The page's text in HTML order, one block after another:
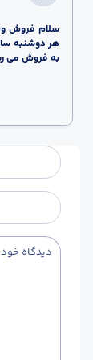
سلام فروش
به فروش می